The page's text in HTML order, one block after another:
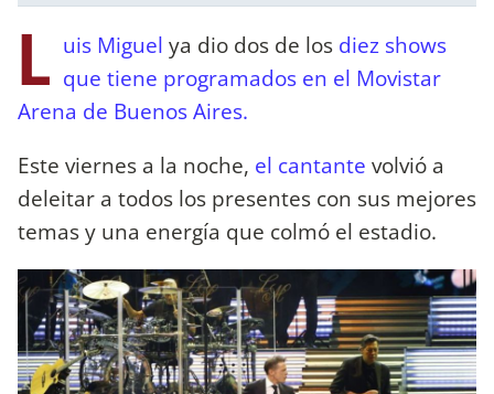
L uis Miguel ya dio dos de los diez shows
que tiene programados en el Movistar
Arena de Buenos Aires.
Este viernes a la noche, el cantante volvió a
deleitar a todos los presentes con sus mejores
temas y una energía que colmó el estadio.